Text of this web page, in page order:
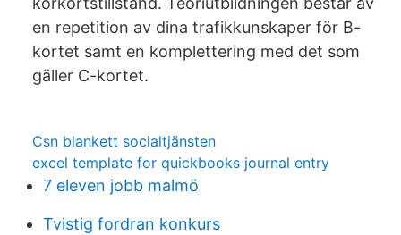
en repetition av dina trafikkunskaper för B-
kortet samt en komplettering med det som
gäller C-kortet.
Csn blankett socialtjänsten
excel template for quickbooks journal entry
7 eleven jobb malmö
Tvistig fordran konkurs